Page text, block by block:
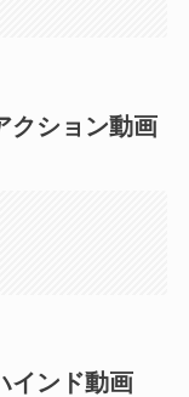
クション動画
インド動画